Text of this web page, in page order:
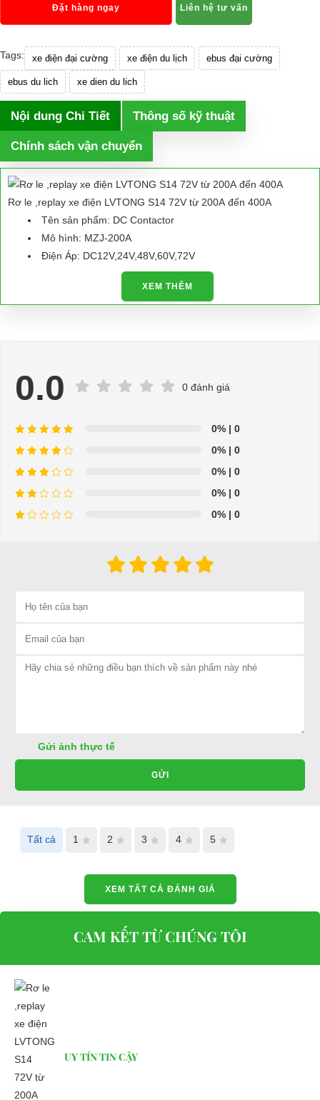
Đặt hàng ngay Liên hệ tư vấn
Tags: xe điện đại cường xe điện du lịch ebus đại cường
ebus du lich xe dien du lich
Nội dung Chi Tiết Thông số kỹ thuật
Chính sách vận chuyển
Rơ le ,replay xe điện LVTONG S14 72V từ 200A đến 400A
Tên sản phẩm: DC Contactor
Mô hình: MZJ-200A
Điện Áp: DC12V,24V,48V,60V,72V
Dòng điện định mức: 200A
Loại tròng: 1NO (bình thường mở)
electromobile, lôi động cơ, khai thác máy móc, hóa dầu luyện
kim, tàu, giao tiếp nguồn điện.
⇒ Xem thêm:
Bạn nên chọn mua Xe điện sân golf chất lượng giá
Để được tư vấn thêm về cách sử dụng xe ô tô điện để tăng tuổi thọ
cho xe hoặc có vấn đề gì cần được hỗ trợ, quý khách vui lòng liên
LIÊN HỆ CÔNG TY:Công ty TNHH TM DV XNK
Đại Cường
Điện thoại: 08 68 100 260 ( Châu ) - 093 211 3677 ( Phú )
E-mail: phuhuynhkd@gmail.com
XEM THÊM
0.0 0 đánh giá
0% | 0
0% | 0
0% | 0
0% | 0
0% | 0
Gửi ảnh thực tế
GỬI
Tất cả 1 2 3 4 5
XEM TẤT CẢ ĐÁNH GIÁ
CAM KẾT TỪ CHÚNG TÔI
UY TÍN TIN CẬY